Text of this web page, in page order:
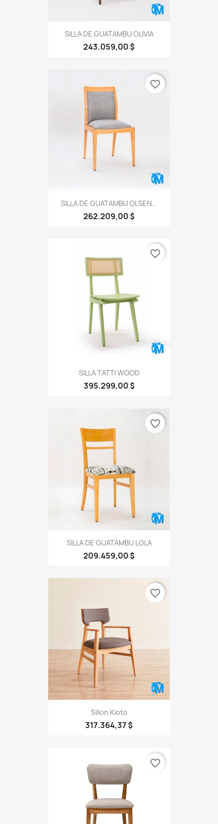
SILLA DE GUATAMBU OLIVIA
243.059,00 $
SILLA DE GUATAMBU OLSEN...
262.209,00 $
favorite_border
SILLA TATTI WOOD
395.299,00 $
favorite_border
SILLA DE GUATAMBU LOLA
209.459,00 $
favorite_border
Sillon Kioto
317.364,37 $
favorite_border
favorite_border